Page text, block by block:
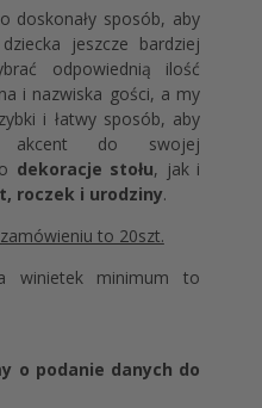
doskonały sposób, aby
jeszcze bardziej
odpowiednią ilość
i nazwiska gości, a my
i łatwy sposób, aby
akcent do swojej
dekoracje stołu, jak i
roczek i urodziny.
to 20szt.
winietek minimum to
o podanie danych do